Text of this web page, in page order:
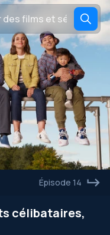
Épisode 14
célibataires,